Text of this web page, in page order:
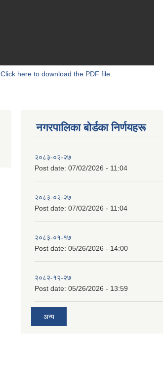
Click here to download the PDF file.
नगरपालिका बाेर्डका निर्णयहरू
२०८३-०२-२७
Post date: 07/02/2026 - 11:04
२०८३-०२-२७
Post date: 07/02/2026 - 11:04
२०८३-०१-१७
Post date: 05/26/2026 - 14:00
२०८२-१२-२७
Post date: 05/26/2026 - 13:59
अन्य